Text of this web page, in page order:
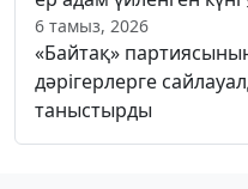
6 тамыз, 2026
«Байтақ»
дәрігерлерге
таныстырды